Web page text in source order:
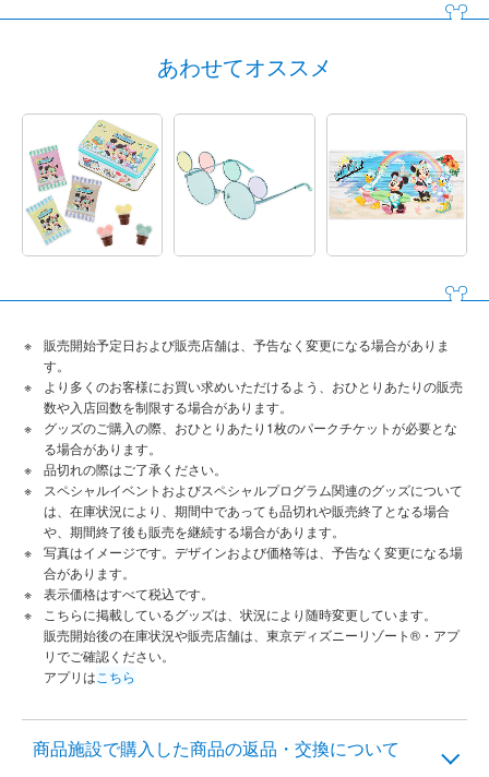
あわせてオススメ
販売開始予定日および販売店舗は、予告なく変更になる場合がありま
す。
より多くのお客様にお買い求めいただけるよう、おひとりあたりの販売
数や入店回数を制限する場合があります。
グッズのご購入の際、おひとりあたり1枚のパークチケットが必要とな
る場合があります。
品切れの際はご了承ください。
スペシャルイベントおよびスペシャルプログラム関連のグッズについて
は、在庫状況により、期間中であっても品切れや販売終了となる場合
や、期間終了後も販売を継続する場合があります。
写真はイメージです。デザインおよび価格等は、予告なく変更になる場
合があります。
表示価格はすべて税込です。
こちらに掲載しているグッズは、状況により随時変更しています。
販売開始後の在庫状況や販売店舗は、東京ディズニーリゾート®・アプ
リでご確認ください。
アプリは こちら
商品施設で購入した商品の返品・交換について